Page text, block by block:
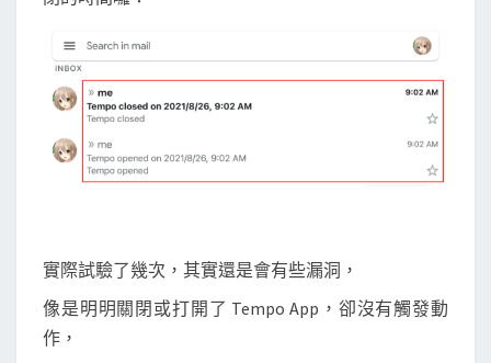
實際試驗了幾次，其實還是會有些漏洞，
像是明明關閉或打開了 Tempo App，卻沒有觸發動
作，